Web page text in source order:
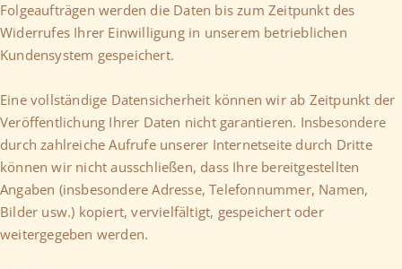
Folgeaufträgen werden die Daten bis zum Zeitpunkt des
Widerrufes Ihrer Einwilligung in unserem betrieblichen
Kundensystem gespeichert.
Eine vollständige Datensicherheit können wir ab Zeitpunkt der
Veröffentlichung Ihrer Daten nicht garantieren. Insbesondere
durch zahlreiche Aufrufe unserer Internetseite durch Dritte
können wir nicht ausschließen, dass Ihre bereitgestellten
Angaben (insbesondere Adresse, Telefonnummer, Namen,
Bilder usw.) kopiert, vervielfältigt, gespeichert oder
weitergegeben werden.